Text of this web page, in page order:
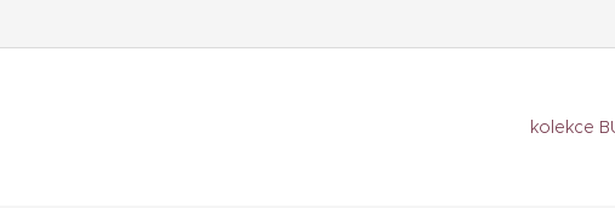
kolekce